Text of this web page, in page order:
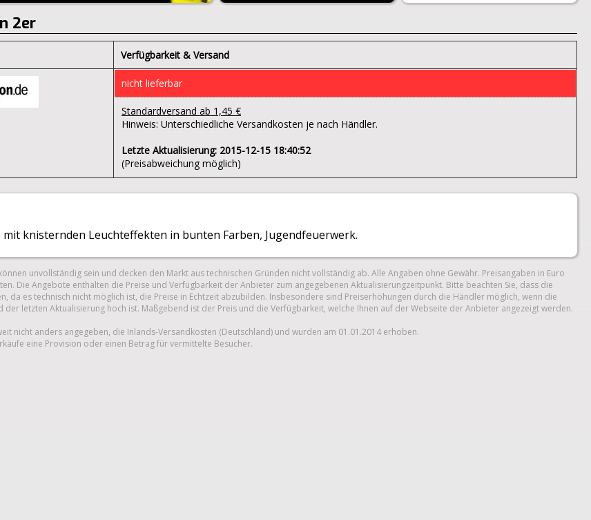
2er
Verfügbarkeit & Versand
nicht lieferbar
Standardversand ab 1,45 €
Hinweis: Unterschiedliche Versandkosten je nach Händler.
Letzte Aktualisierung: 2015-12-15 18:40:52
(Preisabweichung möglich)
mit knisternden Leuchteffekten in bunten Farben, Jugendfeuerwerk.
unvollständig sein und decken den Markt aus technischen Gründen nicht vollständig ab. Alle Angaben ohne Gewähr. Preisangaben in Euro
Die Angebote enthalten die Preise und Verfügbarkeit der Anbieter zum angegebenen Aktualisierungzeitpunkt. Bitte beachten Sie, dass die
da es technisch nicht möglich ist, die Preise in Echtzeit abzubilden. Insbesondere sind Preiserhöhungen durch die Händler möglich, wenn die
der letzten Aktualisierung hoch ist. Maßgebend ist der Preis und die Verfügbarkeit, welche Ihnen auf der Webseite der Anbieter angezeigt werden.
nicht anders angegeben, die Inlands-Versandkosten (Deutschland) und wurden am 01.01.2014 erhoben.
eine Provision oder einen Betrag für vermittelte Besucher.